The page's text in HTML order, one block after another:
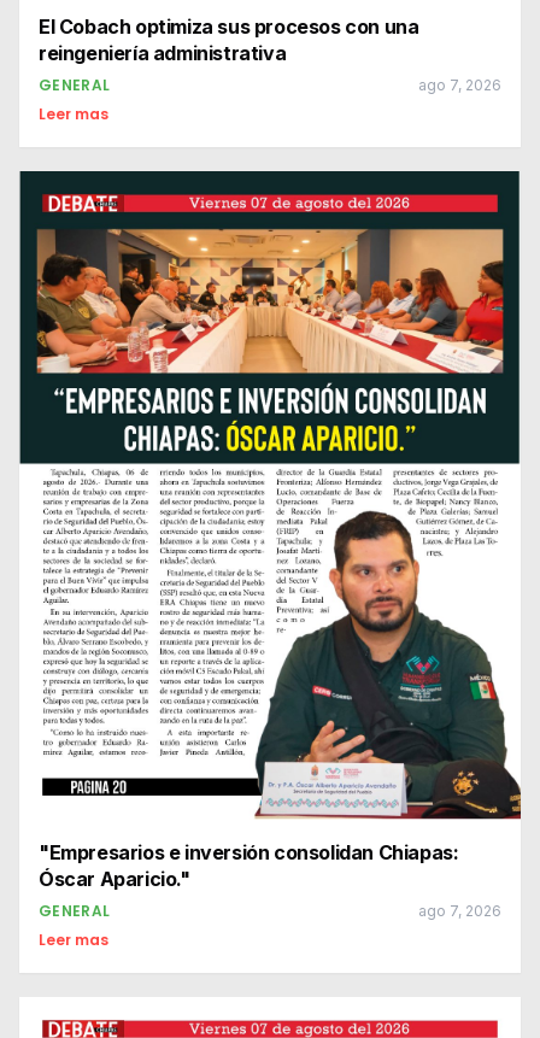
El Cobach optimiza sus procesos con una
reingeniería administrativa
GENERAL ago 7, 2026
Leer mas
"Empresarios e inversión consolidan Chiapas:
GENERAL ago 7, 2026
Leer mas